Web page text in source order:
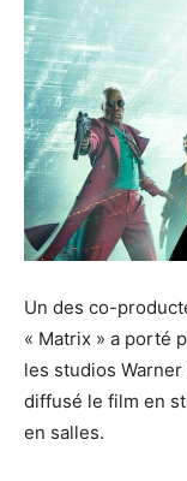
Un des co-
« Matrix » a porté
les studios
diffusé le film en
en salles.